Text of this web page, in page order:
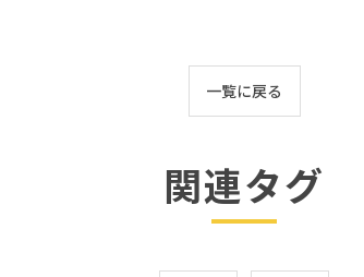
一覧に戻る
関連タグ